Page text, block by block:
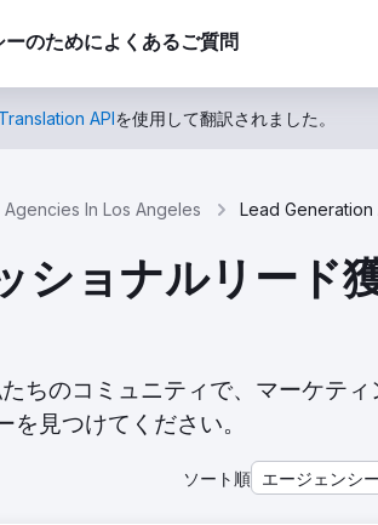
ーのためによくあるご質問
APIを使用して翻訳されました。
In Los Angeles
ョナルリード
ちのコミュニティで、マーケティ
見つけてください。
ソート順 エージェンシ